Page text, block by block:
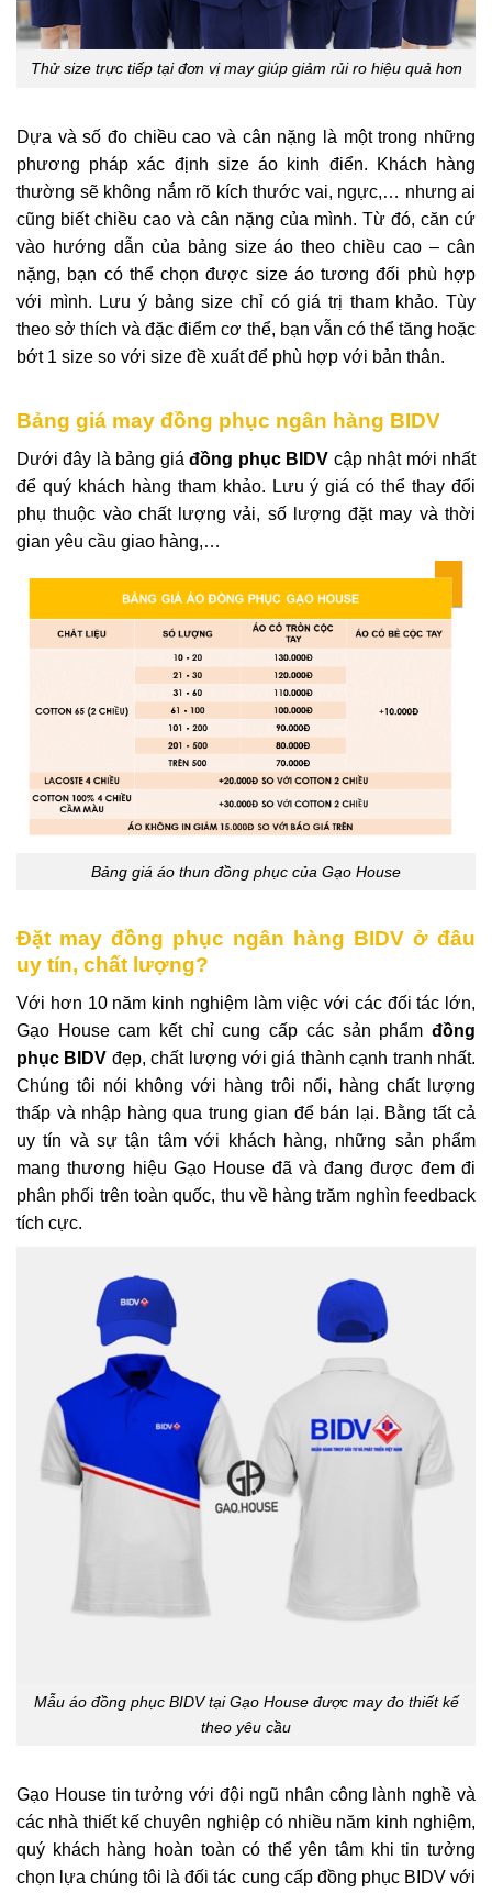
Thử size trực tiếp tại đơn vị may giúp giảm rủi ro hiệu quả hơn
Dựa và số đo chiều cao và cân nặng là một trong những
phương pháp xác định size áo kinh điển. Khách hàng
thường sẽ không nắm rõ kích thước vai, ngực,… nhưng ai
cũng biết chiều cao và cân nặng của mình. Từ đó, căn cứ
vào hướng dẫn của bảng size áo theo chiều cao – cân
nặng, bạn có thể chọn được size áo tương đối phù hợp
với mình. Lưu ý bảng size chỉ có giá trị tham khảo. Tùy
theo sở thích và đặc điểm cơ thể, bạn vẫn có thể tăng hoặc
bớt 1 size so với size đề xuất để phù hợp với bản thân.
Bảng giá may đồng phục ngân hàng BIDV
Dưới đây là bảng giáđồng phục BIDV cập nhật mới nhất
để quý khách hàng tham khảo. Lưu ý giá có thể thay đổi
phụ thuộc vào chất lượng vải, số lượng đặt may và thời
gian yêu cầu giao hàng,…
Bảng giá áo thun đồng phục của Gạo House
Đặt may đồng phục ngân hàng BIDV ở đâu
uy tín, chất lượng?
Với hơn 10 năm kinh nghiệm làm việc với các đối tác lớn,
Gạo House cam kết chỉ cung cấp các sản phẩm đồng
phục BIDV đẹp, chất lượng với giá thành cạnh tranh nhất.
Chúng tôi nói không với hàng trôi nổi, hàng chất lượng
thấp và nhập hàng qua trung gian để bán lại. Bằng tất cả
uy tín và sự tận tâm với khách hàng, những sản phẩm
mang thương hiệu Gạo House đã và đang được đem đi
phân phối trên toàn quốc, thu về hàng trăm nghìn feedback
tích cực.
Mẫu áo đồng phục BIDV tại Gạo House được may đo thiết kế
theo yêu cầu
Gạo House tin tưởng với đội ngũ nhân công lành nghề và
các nhà thiết kế chuyên nghiệp có nhiều năm kinh nghiệm,
quý khách hàng hoàn toàn có thể yên tâm khi tin tưởng
chọn lựa chúng tôi là đối tác cung cấp đồng phục BIDV với